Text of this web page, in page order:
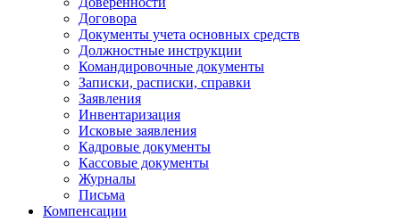
Договора
Документы учета основных средств
Должностные инструкции
Командировочные документы
Записки, расписки, справки
Заявления
Инвентаризация
Исковые заявления
Кадровые документы
Кассовые документы
Журналы
Письма
Компенсации